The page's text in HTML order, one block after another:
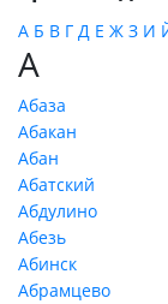
А Б В Г Д Е Ж З И
А
Абаза
Абакан
Абан
Абатский
Абдулино
Абезь
Абинск
Абрамцево